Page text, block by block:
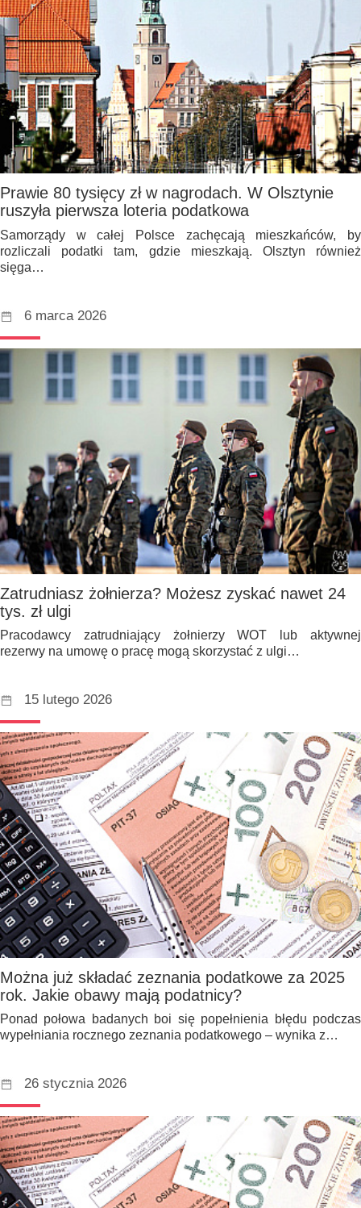
Prawie 80 tysięcy zł w nagrodach. W Olsztynie
ruszyła pierwsza loteria podatkowa
Samorządy w całej Polsce zachęcają mieszkańców, by
rozliczali podatki tam, gdzie mieszkają. Olsztyn również
sięga…
6 marca 2026
Zatrudniasz żołnierza? Możesz zyskać nawet 24
tys. zł ulgi
Pracodawcy zatrudniający żołnierzy WOT lub aktywnej
rezerwy na umowę o pracę mogą skorzystać z ulgi…
15 lutego 2026
Można już składać zeznania podatkowe za 2025
rok. Jakie obawy mają podatnicy?
Ponad połowa badanych boi się popełnienia błędu podczas
wypełniania rocznego zeznania podatkowego – wynika z…
26 stycznia 2026